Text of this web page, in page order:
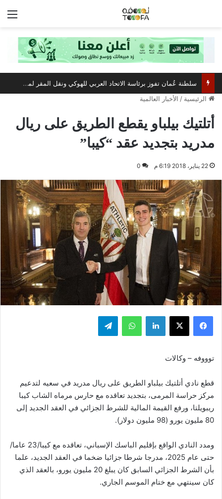
سلطنة عُمان تفوز برئاسة الاتحاد العربي للهوكي ونقل المقر لمسقط
الرئيسية / الأخبار العالمية
أتلتيك بيلباو يقطع الطريق على ريال
مدريد بتجديد عقد “كيبا”
22 يناير، 2018 6:19 م 0
فيسبوك ‫X لينكدإن واتساب تيلقرام
توووفه – وكالات
قطع نادي أتلتيك بيلباو الطريق على ريال مدريد في سعيه لتدعيم
مركز حراسة المرمى، بتجديد تعاقده مع حارس مرماه الشاب كيبا
ريبويلتا، ورفع القيمة المالية للشرط الجزائي في العقد الجديد إلى
80 مليون يورو (98 مليون دولار).
ومدد النادي الواقع بإقليم الباسك الإسباني، تعاقده مع كيبا/23 عاما/
حتى عام 2025، مدرجا شرطا جزائيا ضخما في العقد الجديد، علما
بأن الشرط الجزائي السابق كان يبلغ 20 مليون يورو، بالعقد الذي
كان سينتهي مع ختام الموسم الجاري.